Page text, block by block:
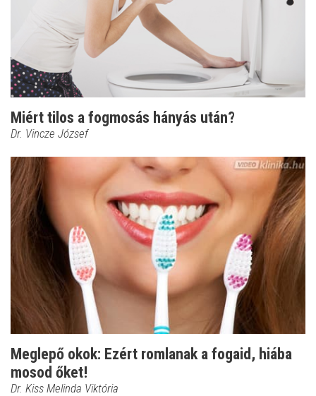
Miért tilos a fogmosás hányás után?
Dr. Vincze József
Meglepő okok: Ezért romlanak a fogaid, hiába
mosod őket!
Dr. Kiss Melinda Viktória